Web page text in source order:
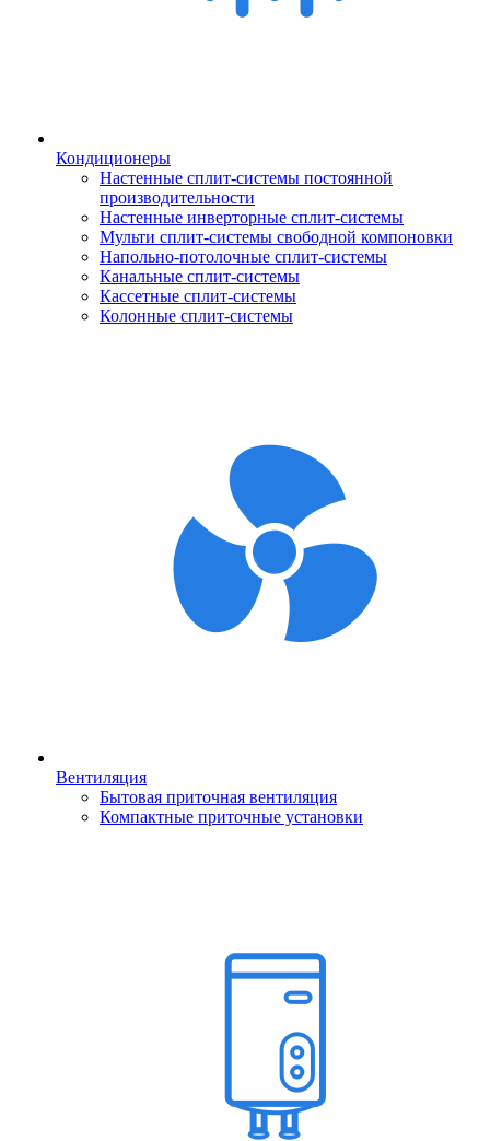
Кондиционеры
Настенные сплит-системы постоянной
производительности
Настенные инверторные сплит-системы
Мульти сплит-системы свободной компоновки
Напольно-потолочные сплит-системы
Канальные сплит-системы
Кассетные сплит-системы
Колонные сплит-системы
Вентиляция
Бытовая приточная вентиляция
Компактные приточные установки